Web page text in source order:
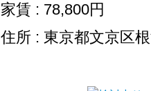
家賃 : 78,800円
住所 : 東京都文京区